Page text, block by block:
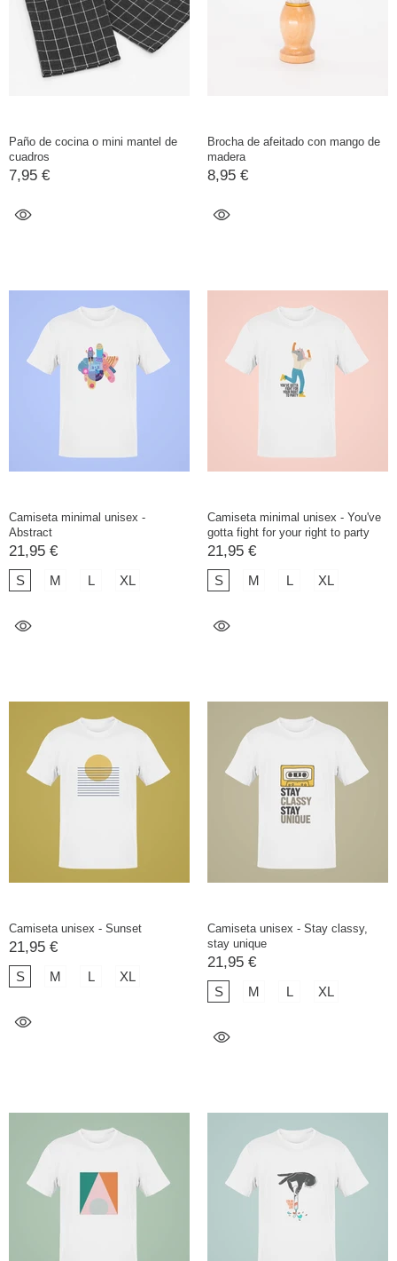
Paño de cocina o mini mantel de
cuadros
7,95 €
Brocha de afeitado con mango de
madera
8,95 €
Camiseta minimal unisex -
Abstract
21,95 €
S M L XL
Camiseta minimal unisex - You've
gotta fight for your right to party
21,95 €
S M L XL
Camiseta unisex - Sunset
21,95 €
S M L XL
Camiseta unisex - Stay classy,
stay unique
21,95 €
S M L XL